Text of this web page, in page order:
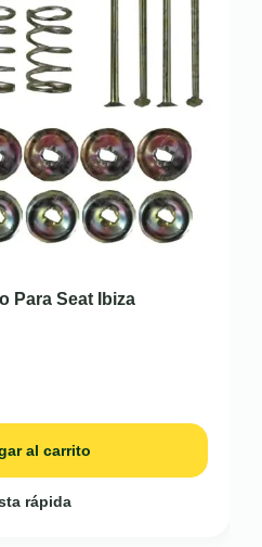
Para Seat Ibiza
al carrito
rápida